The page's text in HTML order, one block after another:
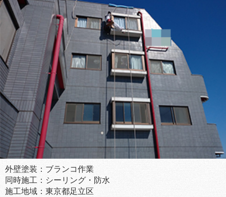
外壁塗装：ブランコ作業
同時施工：シーリング・防水
施工地域：東京都足立区